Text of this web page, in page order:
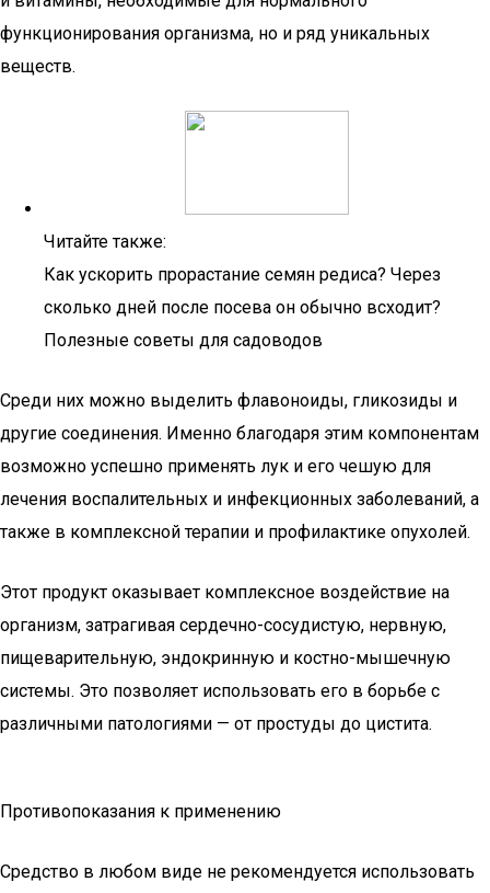
функционирования организма, но и ряд уникальных
веществ.
Читайте также:
Как ускорить прорастание семян редиса? Через
сколько дней после посева он обычно всходит?
Полезные советы для садоводов
Среди них можно выделить флавоноиды, гликозиды и
другие соединения. Именно благодаря этим компонентам
возможно успешно применять лук и его чешую для
лечения воспалительных и инфекционных заболеваний, а
также в комплексной терапии и профилактике опухолей.
Этот продукт оказывает комплексное воздействие на
организм, затрагивая сердечно-сосудистую, нервную,
пищеварительную, эндокринную и костно-мышечную
системы. Это позволяет использовать его в борьбе с
различными патологиями — от простуды до цистита.
Противопоказания к применению
Средство в любом виде не рекомендуется использовать